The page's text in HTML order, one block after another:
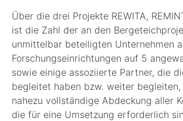
Über die drei Projekte REWITA,
ist die Zahl der an den
unmittelbar beteiligten Unternehmen
Forschungseinrichtungen auf 5
sowie einige assoziierte Partner, die
begleitet haben bzw. weiter
nahezu vollständige Abdeckung aller
die für eine Umsetzung erforderlich